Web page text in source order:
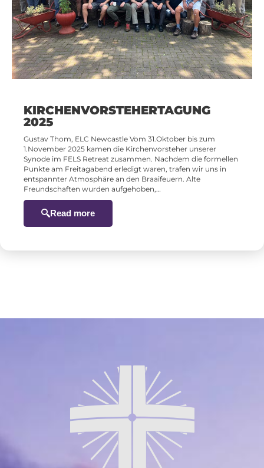
KIRCHENVORSTEHERTAGUNG
2025
Gustav Thom, ELC Newcastle Vom 31.Oktober bis zum
1.November 2025 kamen die Kirchenvorsteher unserer
Synode im FELS Retreat zusammen. Nachdem die formellen
Punkte am Freitagabend erledigt waren, trafen wir uns in
entspannter Atmosphäre an den Braaifeuern. Alte
Freundschaften wurden aufgehoben,…
Read more